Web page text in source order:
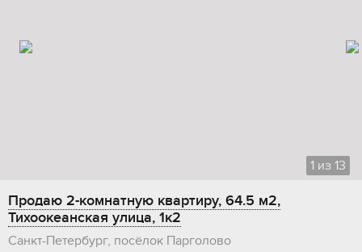
1 из 13
Продаю 2-комнатную квартиру, 64.5 м2,
Тихоокеанская улица, 1к2
Санкт-Петербург, посёлок Парголово